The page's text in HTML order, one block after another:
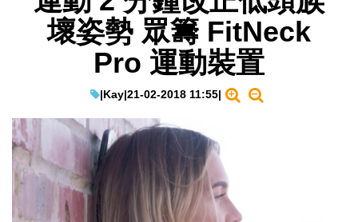
科技焦點
教學評測
EduTech
IT Times
生成式AI與雲端應用
壞姿勢 眾籌 FitNeck
Pro 運動裝置
|Kay|21-02-2018 11:55|